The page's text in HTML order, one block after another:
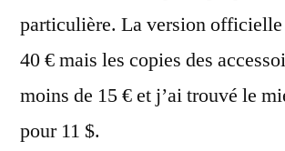
particulière. La version
40 € mais les copies des
moins de 15 € et j’ai trouvé le
pour 11 $.